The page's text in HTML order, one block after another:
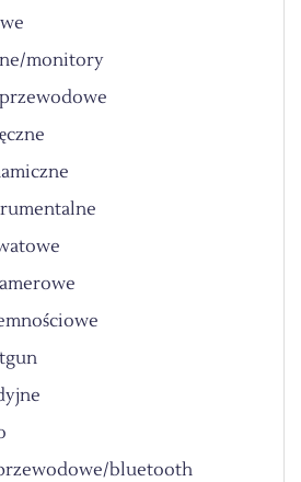
monitory
bluetooth